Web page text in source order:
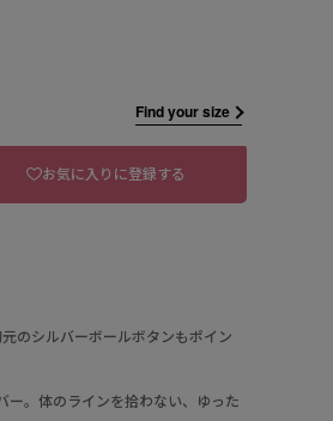
Find your size
お気に入りに登録する
のシルバーボールボタンもポイン
ー。体のラインを拾わない、ゆった